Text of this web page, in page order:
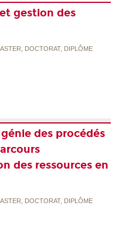
gestion des
DOCTORAT, DIPLÔME
des procédés
des ressources en
DOCTORAT, DIPLÔME